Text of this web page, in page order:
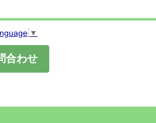
▼
合わせ